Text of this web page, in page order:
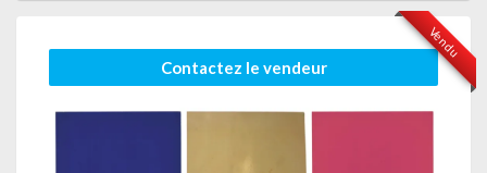
Vendu
Contactez le vendeur